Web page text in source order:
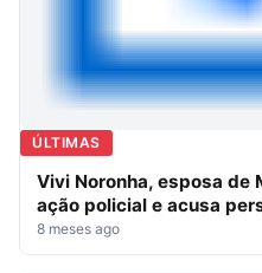
ÚLTIMAS
Vivi Noronha, esposa de
ação policial e acusa
8 meses ago